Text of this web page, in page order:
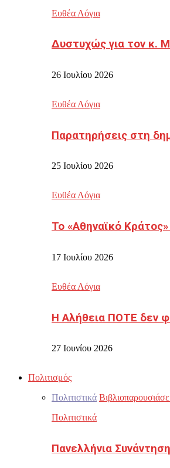
Ευθέα Λόγια
Δυστυχώς για τον κ.
26 Ιουλίου 2026
Ευθέα Λόγια
Παρατηρήσεις στη
25 Ιουλίου 2026
Ευθέα Λόγια
Το «Αθηναϊκό
17 Ιουλίου 2026
Ευθέα Λόγια
Η Αλήθεια ΠΟΤΕ δεν
27 Ιουνίου 2026
Πολιτισμός
Πολιτιστικά
Πολιτιστικά
Πανελλήνια